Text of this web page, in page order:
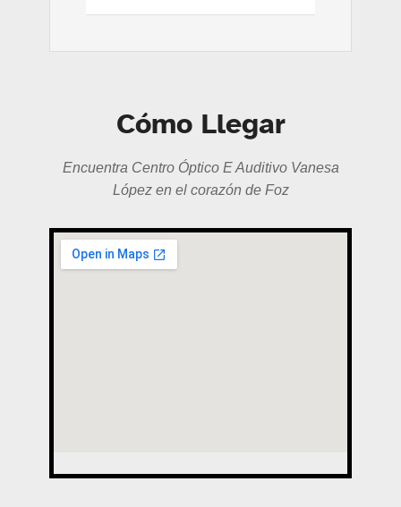
Cómo Llegar
Encuentra Centro Óptico E Auditivo Vanesa
López en el corazón de Foz